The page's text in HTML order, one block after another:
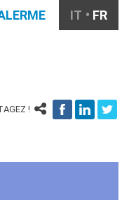
IT FR
!